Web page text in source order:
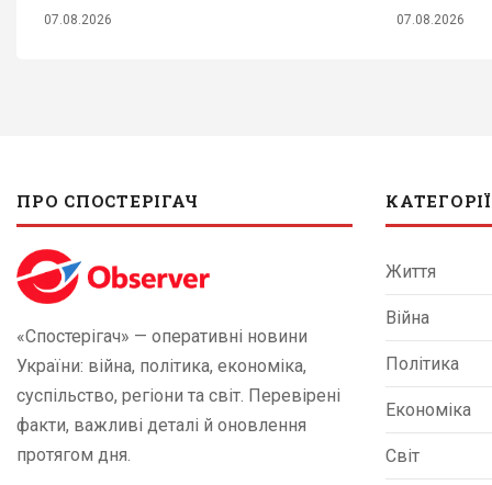
07.08.2026 07.08.2026
ПРО СПОСТЕРІГАЧ
«Спостерігач» — оперативні новини
України: війна, політика, економіка,
суспільство, регіони та світ. Перевірені
факти, важливі деталі й оновлення
протягом дня.
КАТЕГОРІЇ
Життя
Війна
Політика
Економіка
Світ